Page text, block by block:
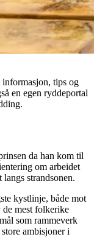
tips og
en egen ryddeportal
da han kom til
om arbeidet
strandsonen.
kystlinje, både mot
mest folkerike
som rammeverk
ambisjoner i